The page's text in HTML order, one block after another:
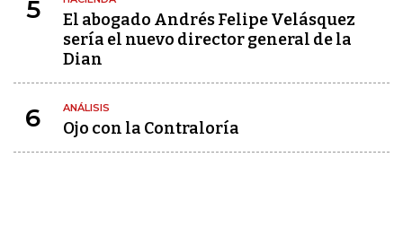
5
El abogado Andrés Felipe Velásquez
sería el nuevo director general de la
Dian
6 ANÁLISIS
Ojo con la Contraloría